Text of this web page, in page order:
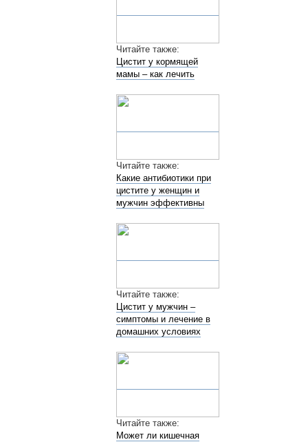
Читайте также:
Цистит у кормящей
мамы – как лечить
Читайте также:
Какие антибиотики при
цистите у женщин и
мужчин эффективны
Читайте также:
Цистит у мужчин –
симптомы и лечение в
домашних условиях
Читайте также:
Может ли кишечная